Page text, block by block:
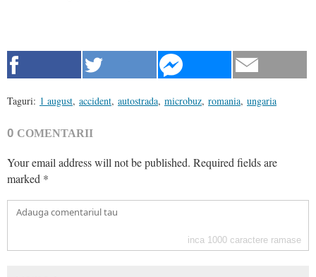
Taguri: 1 august, accident, autostrada, microbuz, romania, ungaria
0 COMENTARII
Your email address will not be published. Required fields are
marked *
inca 1000 caractere ramase